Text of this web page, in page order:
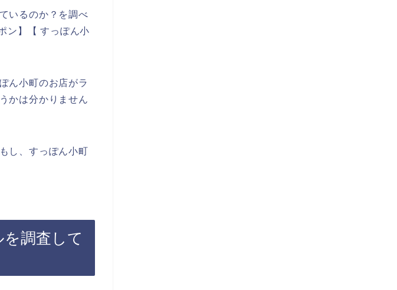
いるのか？を調べ
ン】【 すっぽん小
ん小町のお店がラ
かは分かりません
し、すっぽん小町
調査して